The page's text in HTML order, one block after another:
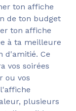
ton affiche
de ton budget
ton affiche
à ta meilleure
d'amitié. Ce
vos soirées
ou vos
plusieurs